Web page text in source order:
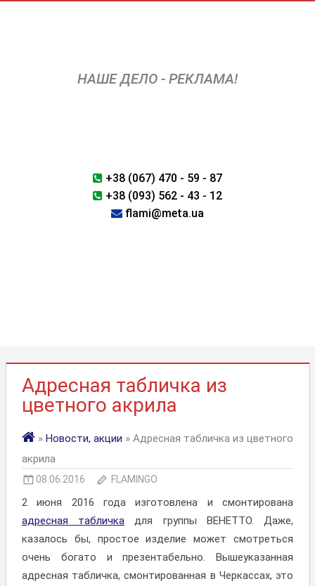
НАШЕ ДЕЛО - РЕКЛАМА!
+38 (067) 470 - 59 - 87
+38 (093) 562 - 43 - 12
flami@meta.ua
Адресная табличка из
цветного акрила
» Новости, акции » Адресная табличка из цветного
акрила
08.06.2016 FLAMINGO
2 июня 2016 года изготовлена и смонтирована
адресная табличка для группы ВЕНЕТТО. Даже,
казалось бы, простое изделие может смотреться
очень богато и презентабельно. Вышеуказанная
адресная табличка, смонтированная в Черкассах, это